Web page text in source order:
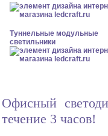
Туннельные модульные
светильники
Офисный
течение 3 часов!